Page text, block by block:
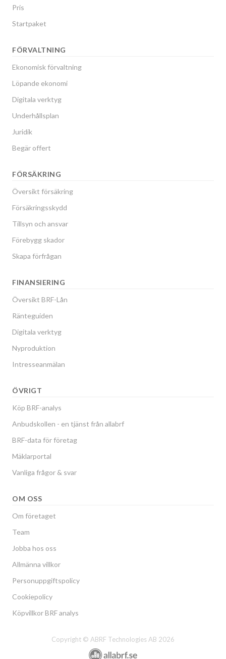
Pris
Startpaket
FÖRVALTNING
Ekonomisk förvaltning
Löpande ekonomi
Digitala verktyg
Underhållsplan
Juridik
Begär offert
FÖRSÄKRING
Översikt försäkring
Försäkringsskydd
Tillsyn och ansvar
Förebygg skador
Skapa förfrågan
FINANSIERING
Översikt BRF-Lån
Ränteguiden
Digitala verktyg
Nyproduktion
Intresseanmälan
ÖVRIGT
Köp BRF-analys
Anbudskollen - en tjänst från allabrf
BRF-data för företag
Mäklarportal
Vanliga frågor & svar
OM OSS
Om företaget
Team
Jobba hos oss
Allmänna villkor
Personuppgiftspolicy
Cookiepolicy
Köpvillkor BRF analys
Copyright © ABRF Technologies AB 2026